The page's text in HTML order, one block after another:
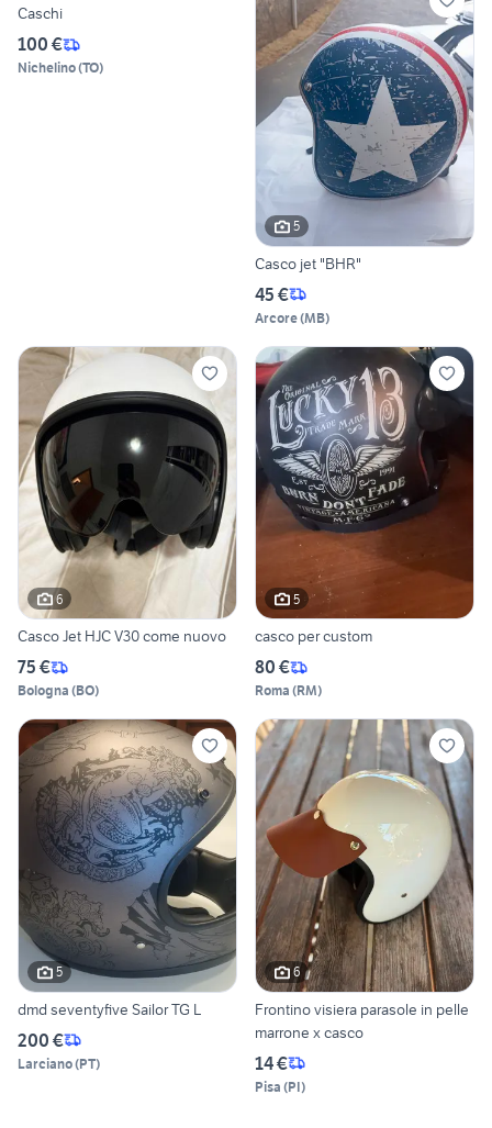
Caschi
100 €
Nichelino(TO)
5
Casco jet "BHR"
45 €
Arcore(MB)
6
Casco Jet HJC V30 come nuovo
75 €
Bologna (BO)
5
casco per custom
80 €
Roma (RM)
5
dmd seventyfive Sailor TG L
200 €
Larciano(PT)
6
Frontino visiera parasole in pelle
marrone x casco
14 €
Pisa (PI)